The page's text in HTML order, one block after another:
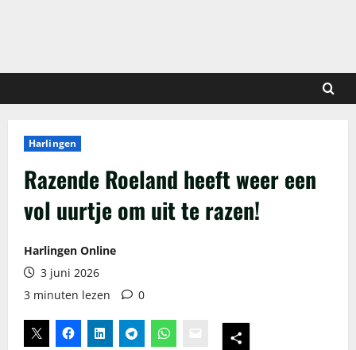
Harlingen
Razende Roeland heeft weer een
vol uurtje om uit te razen!
Harlingen Online
3 juni 2026
3 minuten lezen
0